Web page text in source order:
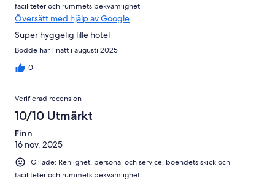
faciliteter och rummets bekvämlighet
Översätt med hjälp av Google
Super hyggelig lille hotel
Bodde här 1 natt i augusti 2025
0
Verifierad recension
10/10 Utmärkt
Finn
16 nov. 2025
Gillade: Renlighet, personal och service, boendets skick och
faciliteter och rummets bekvämlighet